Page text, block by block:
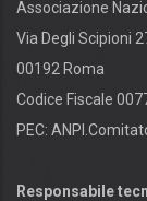
Associazione
Via Degli Scipioni
00192 Roma
Codice Fiscale
PEC:
Responsabile